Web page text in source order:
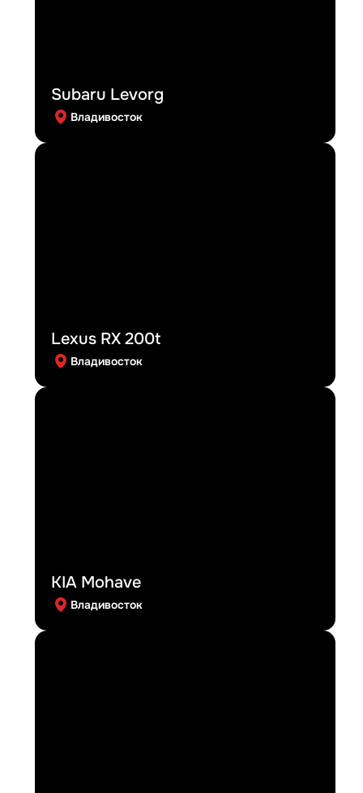
Subaru Levorg
Владивосток
Lexus RX 200t
Владивосток
KIA Mohave
Владивосток